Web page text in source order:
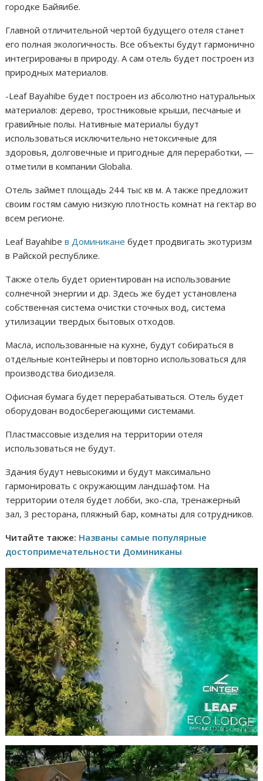
городке Байяибе.
Главной отличительной чертой будущего отеля станет
его полная экологичность. Все объекты будут гармонично
интегрированы в природу. А сам отель будет построен из
природных материалов.
-Leaf Bayahibe будет построен из абсолютно натуральных
материалов: дерево, тростниковые крыши, песчаные и
гравийные полы. Нативные материалы будут
использоваться исключительно нетоксичные для
здоровья, долговечные и пригодные для переработки, —
отметили в компании Globalia.
Отель займет площадь 244 тыс кв м. А также предложит
своим гостям самую низкую плотность комнат на гектар во
всем регионе.
Leaf Bayahibeв Доминикане будет продвигать экотуризм
в Райской республике.
Также отель будет ориентирован на использование
солнечной энергии и др. Здесь же будет установлена
собственная система очистки сточных вод, система
утилизации твердых бытовых отходов.
Масла, использованные на кухне, будут собираться в
отдельные контейнеры и повторно использоваться для
производства биодизеля.
Офисная бумага будет перерабатываться. Отель будет
оборудован водосберегающими системами.
Пластмассовые изделия на территории отеля
использоваться не будут.
Здания будут невысокими и будут максимально
гармонировать с окружающим ландшафтом. На
территории отеля будет лобби, эко-спа, тренажерный
зал, 3 ресторана, пляжный бар, комнаты для сотрудников.
Читайте также: Названы самые популярные
достопримечательности Доминиканы